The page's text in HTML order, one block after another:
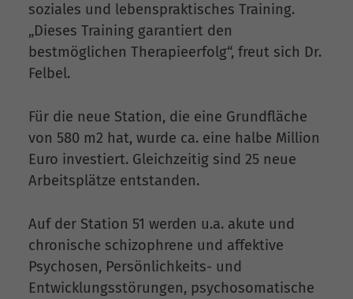
soziales und lebenspraktisches Training.
„Dieses Training garantiert den
bestmöglichen Therapieerfolg“, freut sich Dr.
Felbel.
Für die neue Station, die eine Grundfläche
von 580 m2 hat, wurde ca. eine halbe Million
Euro investiert. Gleichzeitig sind 25 neue
Arbeitsplätze entstanden.
Auf der Station 51 werden u.a. akute und
chronische schizophrene und affektive
Psychosen, Persönlichkeits- und
Entwicklungsstörungen, psychosomatische